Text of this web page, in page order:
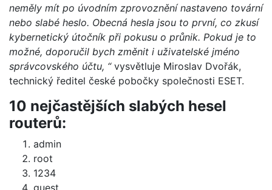
neměly mít po úvodním zprovoznění nastaveno tovární
nebo slabé heslo. Obecná hesla jsou to první, co zkusí
kybernetický útočník při pokusu o průnik. Pokud je to
možné, doporučil bych změnit i uživatelské jméno
správcovského účtu, “vysvětluje Miroslav Dvořák,
technický ředitel české pobočky společnosti ESET.
10 nejčastějších slabých hesel
routerů:
admin
root
1234
guest